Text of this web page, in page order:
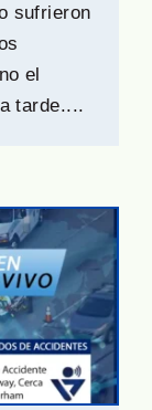
sufrieron
el
tarde....